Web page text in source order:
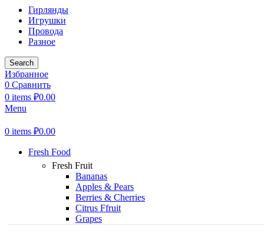
Гирлянды
Игрушки
Провода
Разное
Search
Избранное
0 Сравнить
0 items ₽0.00
Menu
0 items ₽0.00
Fresh Food
Fresh Fruit
Bananas
Apples & Pears
Berries & Cherries
Citrus Ffruit
Grapes